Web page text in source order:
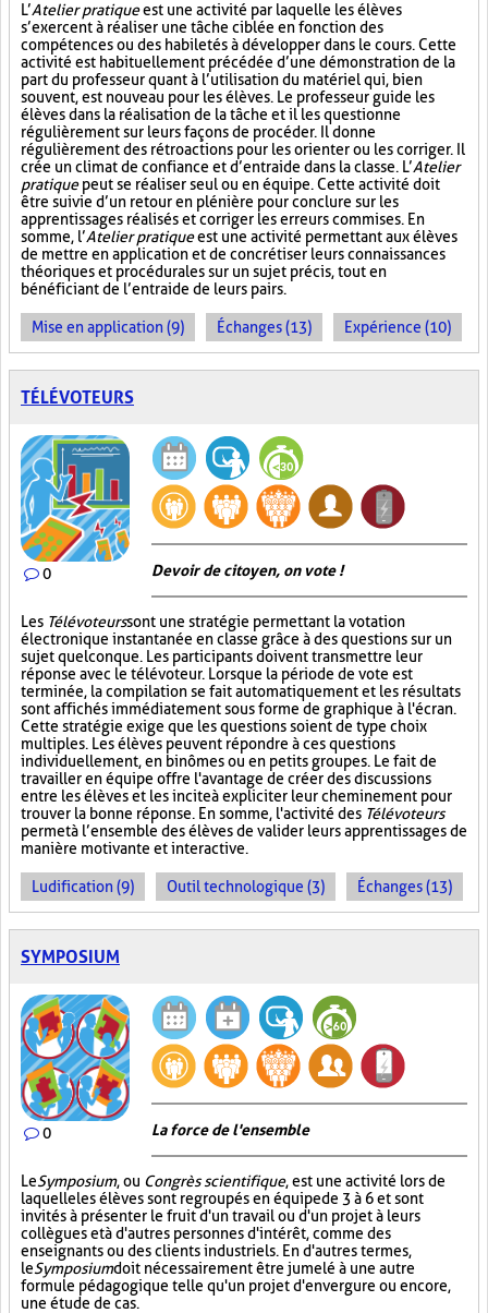
L’Atelier pratiqueest une activité par laquelle les élèves
s’exercent à réaliser une tâche ciblée en fonction des
compétences ou des habiletés à développer dans le cours. Cette
activité est habituellement précédée d’une démonstration de la
part du professeur quant à l’utilisation du matériel qui, bien
souvent, est nouveau pour les élèves. Le professeur guide les
élèves dans la réalisation de la tâche et il les questionne
régulièrement sur leurs façons de procéder. Il donne
régulièrement des rétroactions pour les orienter ou les corriger. Il
crée un climat de confiance et d’entraide dans la classe. L’Atelier
pratiquepeut se réaliser seul ou en équipe. Cette activité doit
être suivie d’un retour en plénière pour conclure sur les
apprentissages réalisés et corriger les erreurs commises. En
somme, l’Atelier pratiqueest une activité permettant aux élèves
de mettre en application et de concrétiser leurs connaissances
théoriques et procédurales sur un sujet précis, tout en
bénéficiant de l’entraide de leurs pairs.
Mise en application (9) Échanges (13) Expérience (10)
TÉLÉVOTEURS
0 Devoir de citoyen, on vote !
Les Télévoteurssont une stratégie permettant la votation
électronique instantanée en classe grâce à des questions sur un
sujet quelconque. Les participants doivent transmettre leur
réponse avec le télévoteur. Lorsque la période de vote est
terminée, la compilation se fait automatiquement et les résultats
sont affichés immédiatement sous forme de graphique à l'écran.
Cette stratégie exige que les questions soient de type choix
multiples. Les élèves peuvent répondre à ces questions
individuellement, en binômes ou en petits groupes. Le fait de
travailler en équipe offre l'avantage de créer des discussions
entre les élèves et les incite à expliciter leur cheminement pour
trouver la bonne réponse. En somme, l'activité des Télévoteurs
permet à l’ensemble des élèves de valider leurs apprentissages de
manière motivante et interactive.
Ludification (9) Outil technologique (3) Échanges (13)
SYMPOSIUM
0 La force de l'ensemble
LeSymposium, ou Congrès scientifique, est une activité lors de
laquelle les élèves sont regroupés en équipe de 3 à 6 et sont
invités à présenter le fruit d'un travail ou d'un projet à leurs
collègues et à d'autres personnes d'intérêt, comme des
enseignants ou des clients industriels. En d'autres termes,
leSymposiumdoit nécessairement être jumelé à une autre
formule pédagogique telle qu'un projet d'envergure ou encore,
une étude de cas.